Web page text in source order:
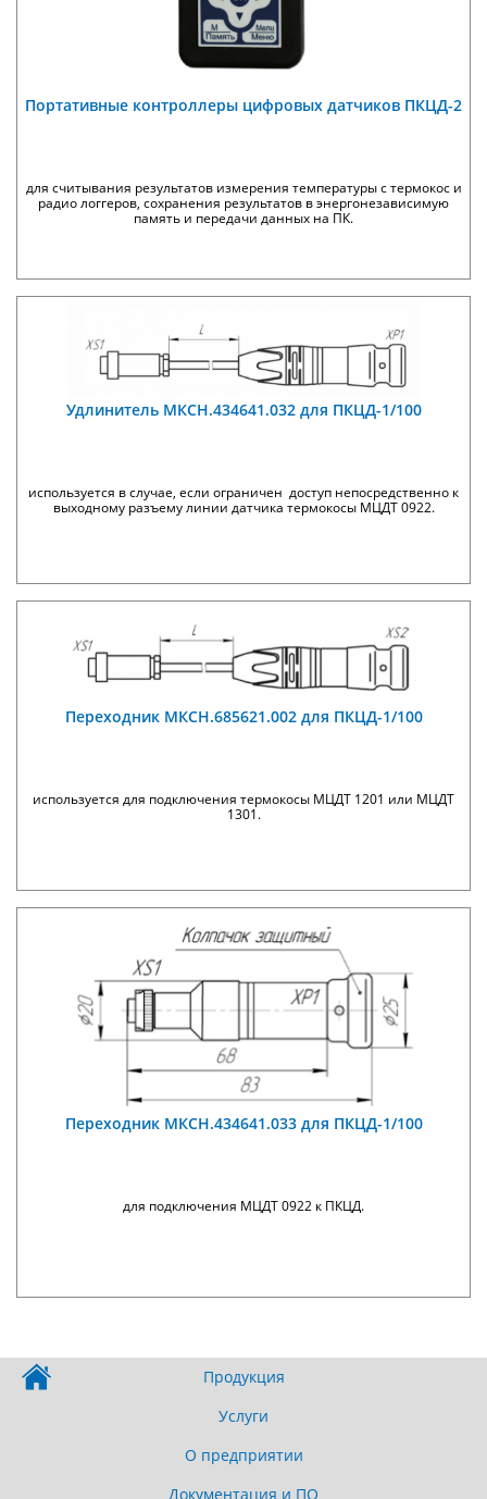
Портативные контроллеры цифровых датчиков ПКЦД-2
для считывания результатов измерения температуры с термокос и
радио логгеров, сохранения результатов в энергонезависимую
память и передачи данных на ПК.
Удлинитель МКСН.434641.032 для ПКЦД-1/100
используется в случае, если ограничен доступ непосредственно к
выходному разъему линии датчика термокосы МЦДТ 0922.
Переходник МКСН.685621.002 для ПКЦД-1/100
используется для подключения термокосы МЦДТ 1201 или МЦДТ
1301.
Переходник МКСН.434641.033 для ПКЦД-1/100
для подключения МЦДТ 0922 к ПКЦД.
Продукция
Услуги
О предприятии
Документация и ПО